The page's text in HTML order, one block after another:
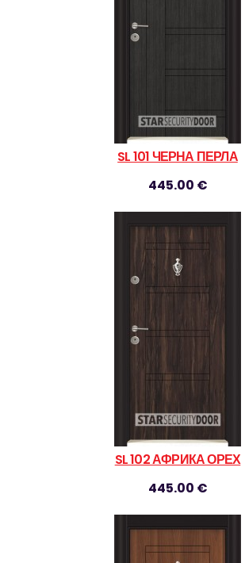
SL 101 ЧЕРНА ПЕРЛА
445.00 €
SL 102 АФРИКА ОРЕХ
445.00 €